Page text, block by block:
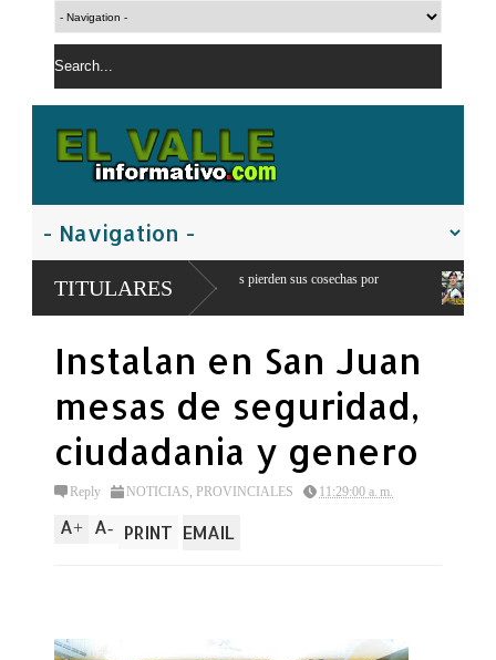
TITULARES
300 productores pierden sus cosechas por
Comandante del ejercito de
Instalan en San Juan
mesas de seguridad,
ciudadania y genero
Reply NOTICIAS, PROVINCIALES 11:29:00 a. m.
A+ A- PRINT EMAIL